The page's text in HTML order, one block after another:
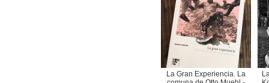
La Gran Experiencia. La